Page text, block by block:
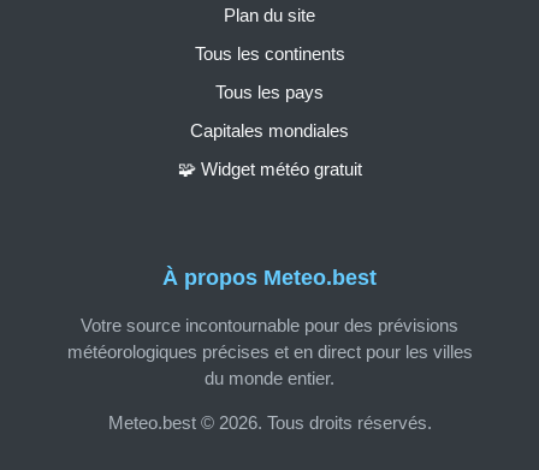
À propos Meteo.best
Votre source incontournable pour des prévisions
météorologiques précises et en direct pour les villes
du monde entier.
Meteo.best © 2026. Tous droits réservés.
Plan du site
Tous les continents
Tous les pays
Capitales mondiales
🧩 Widget météo gratuit